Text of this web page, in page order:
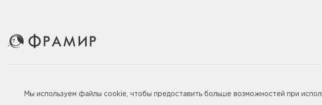
Мы используем файлы cookie , чтобы предоставить больше возможностей при